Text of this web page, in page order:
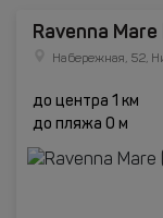
Ravenna
Набережная, 52,
до центра 1 км
до пляжа 0 м